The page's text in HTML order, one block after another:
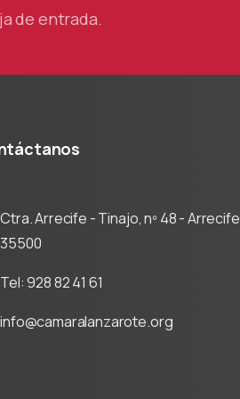
de entrada.
Ctra. Arrecife - Tinajo, nº 48 - Arrecife
35500
Tel: 928 82 41 61
info@camaralanzarote.org